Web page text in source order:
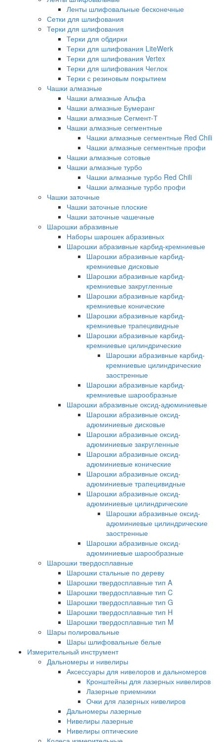
Ленты шлифовальные бесконечные
Сетки для шлифования
Терки для шлифования
Терки для обдирки
Терки для шлифования LiteWerk
Терки для шлифования Vertex
Терки для шлифования Чеглок
Терки с резиновым покрытием
Чашки алмазные
Чашки алмазные Альфа
Чашки алмазные Бумеранг
Чашки алмазные Сегмент-Т
Чашки алмазные сегментные
Чашки алмазные сегментные Red Chili
Чашки алмазные сегментные профи
Чашки алмазные сотовые
Чашки алмазные турбо
Чашки алмазные турбо Red Chili
Чашки алмазные турбо профи
Чашки заточные
Чашки заточные плоские
Чашки заточные чашечные
Шарошки абразивные
Наборы шарошек абразивных
Шарошки абразивные карбид-кремниевые
Шарошки абразивные карбид-
кремниевые дисковые
Шарошки абразивные карбид-
кремниевые закругленные
Шарошки абразивные карбид-
кремниевые конические
Шарошки абразивные карбид-
кремниевые трапецивидные
Шарошки абразивные карбид-
кремниевые цилиндрические
Шарошки абразивные карбид-
кремниевые цилиндрические
заостренные
Шарошки абразивные карбид-
кремниевые шарообразные
Шарошки абразивные оксид-адюминиевые
Шарошки абразивные оксид-
адюминиевые дисковые
Шарошки абразивные оксид-
адюминиевые закругленные
Шарошки абразивные оксид-
адюминиевые конические
Шарошки абразивные оксид-
адюминиевые трапецивидные
Шарошки абразивные оксид-
адюминиевые цилиндрические
Шарошки абразивные оксид-
адюминиевые цилиндрические
заостренные
Шарошки абразивные оксид-
адюминиевые шарообразные
Шарошки твердосплавные
Шарошки стальные по дереву
Шарошки твердосплавные тип A
Шарошки твердосплавные тип C
Шарошки твердосплавные тип G
Шарошки твердосплавные тип H
Шарошки твердосплавные тип M
Шары полировальные
Шары шлифовальные белые
Измерительный инструмент
Дальномеры и нивелиры
Аксессуары для нивелоров и дальномеров
Кронштейны для лазерных нивелиров
Лазерные приемники
Очки для лазерных нивелиров
Дальномеры лазерные
Нивелиры лазерные
Нивелиры оптические